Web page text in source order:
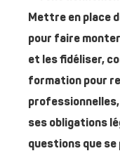
Mettre en place
pour faire
et les fidéliser,
formation pour
ses obligations
questions que se